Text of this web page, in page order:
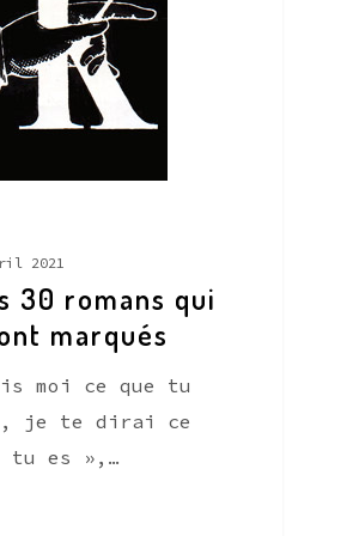
2021
30 romans qui
marqués
moi ce que tu
je te dirai ce
tu es »,…